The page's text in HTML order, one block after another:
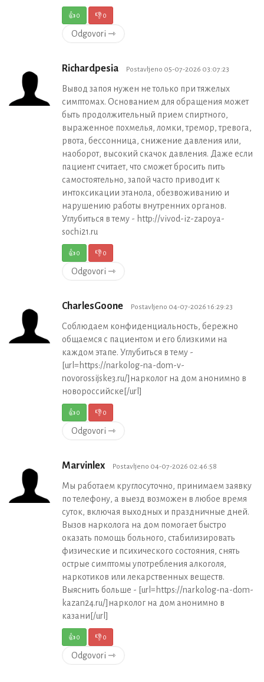
👍0 👎0
Odgovori ⇾
Richardpesia Postavljeno 05-07-2026 03:07:23
Вывод запоя нужен не только при тяжелых
симптомах. Основанием для обращения может
быть продолжительный прием спиртного,
выраженное похмелья, ломки, тремор, тревога,
рвота, бессонница, снижение давления или,
наоборот, высокий скачок давления. Даже если
пациент считает, что сможет бросить пить
самостоятельно, запой часто приводит к
интоксикации этанола, обезвоживанию и
нарушению работы внутренних органов.
Углубиться в тему - http://vivod-iz-zapoya-
sochi21.ru
👍0 👎0
Odgovori ⇾
CharlesGoone Postavljeno 04-07-2026 16:29:23
Соблюдаем конфиденциальность, бережно
общаемся с пациентом и его близкими на
каждом этапе. Углубиться в тему -
[url=https://narkolog-na-dom-v-
novorossijske3.ru/]нарколог на дом анонимно в
новороссийске[/url]
👍0 👎0
Odgovori ⇾
Marvinlex Postavljeno 04-07-2026 02:46:58
Мы работаем круглосуточно, принимаем заявку
по телефону, а выезд возможен в любое время
суток, включая выходных и праздничные дней.
Вызов нарколога на дом помогает быстро
оказать помощь больного, стабилизировать
физические и психического состояния, снять
острые симптомы употребления алкоголя,
наркотиков или лекарственных веществ.
Выяснить больше - [url=https://narkolog-na-dom-
kazan24.ru/]нарколог на дом анонимно в
казани[/url]
👍0 👎0
Odgovori ⇾